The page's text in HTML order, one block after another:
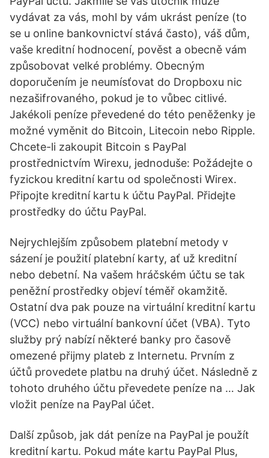
vydávat za vás, mohl by vám ukrást peníze (to
se u online bankovnictví stává často), váš dům,
vaše kreditní hodnocení, pověst a obecně vám
způsobovat velké problémy. Obecným
doporučením je neumísťovat do Dropboxu nic
nezašifrovaného, pokud je to vůbec citlivé.
Jakékoli peníze převedené do této peněženky je
možné vyměnit do Bitcoin, Litecoin nebo Ripple.
Chcete-li zakoupit Bitcoin s PayPal
prostřednictvím Wirexu, jednoduše: Požádejte o
fyzickou kreditní kartu od společnosti Wirex.
Připojte kreditní kartu k účtu PayPal. Přidejte
prostředky do účtu PayPal.
Nejrychlejším způsobem platební metody v
sázení je použití platební karty, ať už kreditní
nebo debetní. Na vašem hráčském účtu se tak
peněžní prostředky objeví téměř okamžitě.
Ostatní dva pak pouze na virtuální kreditní kartu
(VCC) nebo virtuální bankovní účet (VBA). Tyto
služby prý nabízí některé banky pro časově
omezené přijmy plateb z Internetu. Prvním z
účtů provedete platbu na druhý účet. Následně z
tohoto druhého účtu převedete peníze na … Jak
vložit peníze na PayPal účet.
Další způsob, jak dát peníze na PayPal je použít
kreditní kartu. Pokud máte kartu PayPal Plus,